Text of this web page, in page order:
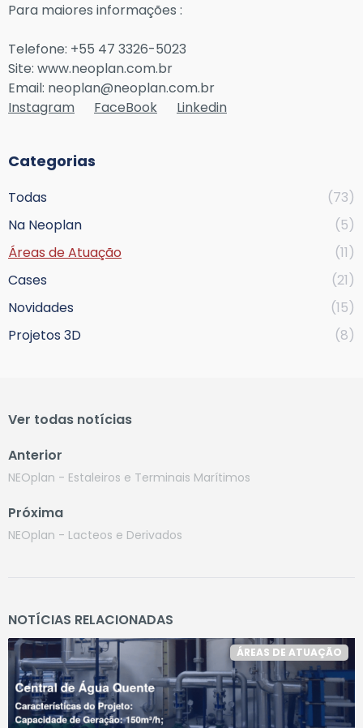
Para maiores informações :
Telefone: +55 47 3326-5023
Site: www.neoplan.com.br
Email: neoplan@neoplan.com.br
Instagram
FaceBook Linkedin
Categorias
Todas
(73)
Na Neoplan
(5)
Áreas de Atuação
(11)
Cases
(21)
Novidades
(15)
Projetos 3D
(8)
Ver todas notícias
Anterior
NEOplan - Estaleiros e Terminais Marítimos
Próxima
NEOplan - Lacteos e Derivados
NOTÍCIAS RELACIONADAS
ÁREAS DE ATUAÇÃO